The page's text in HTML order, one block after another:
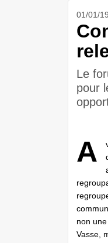
01/01/
Le
pour
A
non
Vasse,